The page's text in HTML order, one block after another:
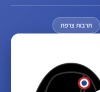
תרבות צרפת